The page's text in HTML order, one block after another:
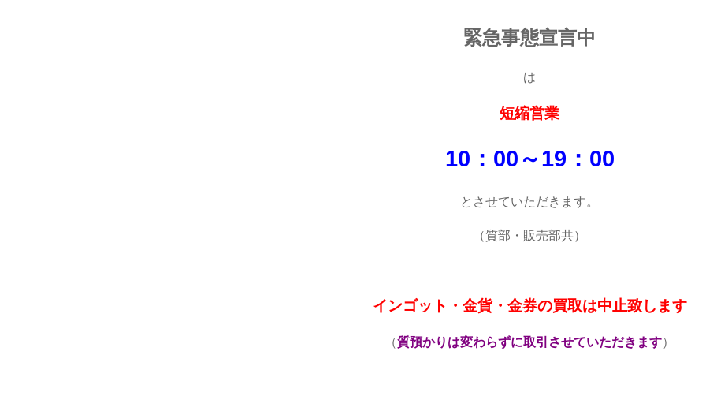
緊急事態宣言中
は
短縮営業
10：00～19：00
とさせていただきます。
（質部・販売部共）
インゴット・金貨・金券の買取は中止致します
（質預かりは変わらずに取引させていただきます）